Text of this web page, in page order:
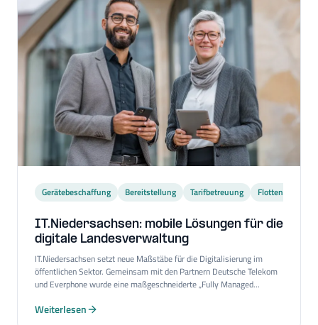
Gerätebeschaffung Bereitstellung Tarifbetreuung
IT.Niedersachsen: mobile Lösungen für die
digitale Landesverwaltung
IT.Niedersachsen setzt neue Maßstäbe für die Digitalisierung im
öffentlichen Sektor. Gemeinsam mit den Partnern Deutsche Telekom
und Everphone wurde eine maßgeschneiderte „Fully Managed
für die Landesverwaltung Niedersachsen gewährleistet.
Weiterlesen